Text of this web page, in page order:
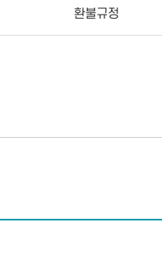
환불규정